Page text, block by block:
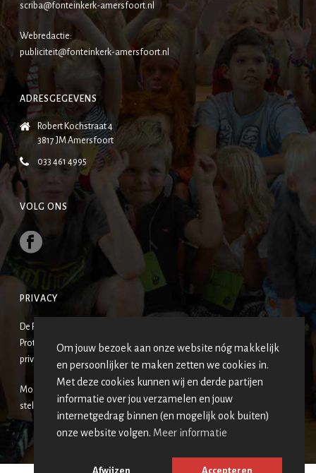
scriba@fonteinkerk-amersfoort.nl
Webredactie:
publiciteit@fonteinkerk-amersfoort.nl
ADRESGEGEVENS
Robert Kochstraat 4
3817 JM Amersfoort
033 461 4995
VOLG ONS
PRIVACY
De Fonteinkerk-Emmaüskerk is een van de wijkgemeenten van de
Protestantse Gemeente Amersfoort. De gezamenlijke
privacyverklaring vind jeHIER
Mocht u uzelf op een van de foto’s terugzien en hier geen prijs op
stellen, neemt u dan contact op met de redactie?
Om jouw bezoek aan onze website nóg makkelijk
en persoonlijker te maken zetten we cookies in.
Met deze cookies kunnen wij en derde partijen
informatie over jou verzamelen en jouw
internetgedrag binnen (en mogelijk ook buiten)
onze website volgen. Meer informatie
Afwijzen Accepteren